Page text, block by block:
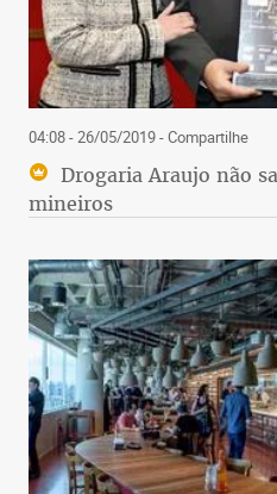
04:08 - 26/05/2019- Compartilhe
Drogaria Araujo não
mineiros